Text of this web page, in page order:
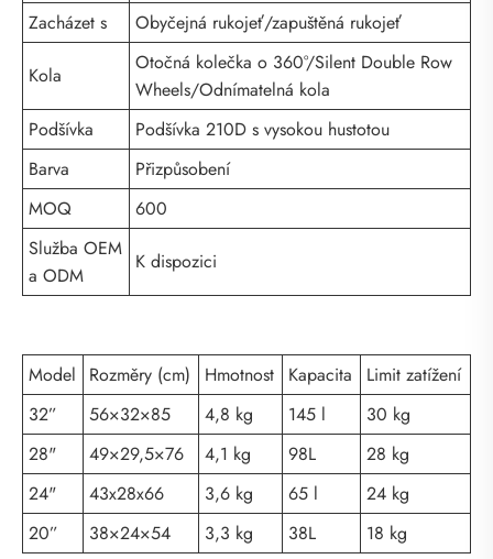
Zacházet s
Obyčejná rukojeť/zapuštěná rukojeť
Kola
Otočná kolečka o 360°/Silent Double Row
Wheels/Odnímatelná kola
Podšívka
Podšívka 210D s vysokou hustotou
Barva
Přizpůsobení
MOQ
600
Služba OEM
a ODM
K dispozici
Model Rozměry (cm) Hmotnost Kapacita
Limit zatížení
32”
56×32×85 4,8 kg 145 l
30 kg
28"
49×29,5×76 4,1 kg 98L
28 kg
24"
43x28x66 3,6 kg 65 l
24 kg
20”
38×24×54 3,3 kg 38L
18 kg